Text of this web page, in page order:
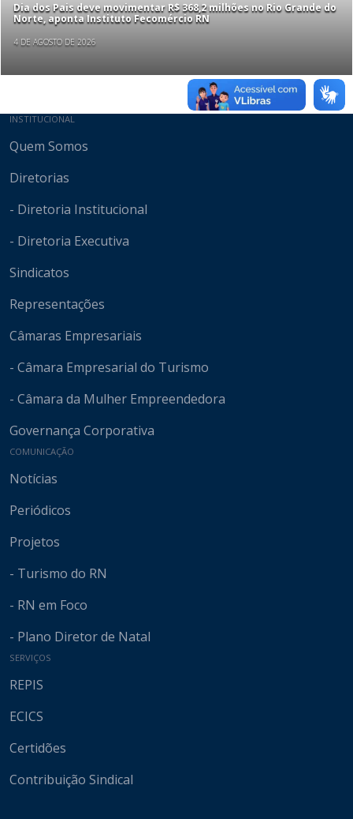
Dia dos Pais deve movimentar R$ 368,2 milhões no Rio Grande do
Norte, aponta Instituto Fecomércio RN
4 DE AGOSTO DE 2026
Mapa do site
INSTITUCIONAL
Quem Somos
Diretorias
- Diretoria Institucional
- Diretoria Executiva
Sindicatos
Representações
Câmaras Empresariais
- Câmara Empresarial do Turismo
- Câmara da Mulher Empreendedora
Governança Corporativa
COMUNICAÇÃO
Notícias
Periódicos
Projetos
- Turismo do RN
- RN em Foco
- Plano Diretor de Natal
SERVIÇOS
REPIS
ECICS
Certidões
Contribuição Sindical